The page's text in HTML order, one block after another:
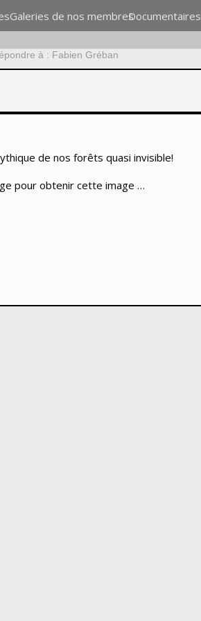
Galeries de nos membresDocumentaires
à : Fabien Gréban
de nos forêts quasi invisible!
pour obtenir cette image …